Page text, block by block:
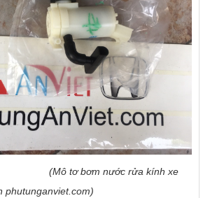
nước rửa kính xe
phutunganviet.com)